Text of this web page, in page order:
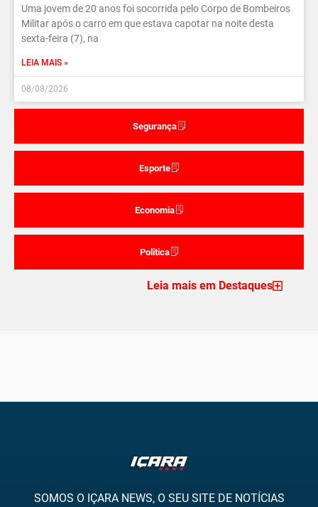
Segurança
Esporte
Economia
Politica
Uma jovem de 20 anos foi socorrida pelo Corpo de Bombeiros
Militar após o carro em que estava capotar na noite desta
sexta-feira (7), na
LEIA MAIS »
08/08/2026
Leia mais em Destaques
SOMOS O IÇARA NEWS, O SEU SITE DE NOTÍCIAS